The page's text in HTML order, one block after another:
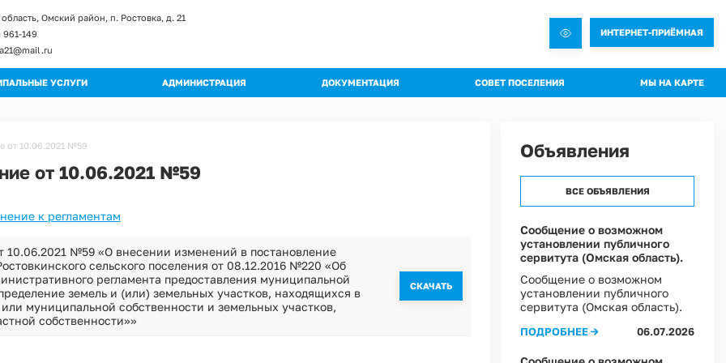
Омский район, п. Ростовка, д. 21
961-149
ИНТЕРНЕТ-ПРИЁМНАЯ
УСЛУГИ
схемы
АДМИНИСТРАЦИЯ
Муниципальные учреждения
Порядок поступления на МС
Вакантные должности
Контактная информация
ДОКУМЕНТАЦИЯ
Программы профилактики рисков
Оценка эффективности муниципальных программ
Устав
СОВЕТ ПОСЕЛЕНИЯ
Проекты Решений совета
Решения Совета
Информация о текущей деятельности Совета
МЫ НА КАРТЕ
от 10.06.2021 №59
от 10.06.2021 №59
к регламентам
10.06.2021 №59 «О внесении изменений в постановление
сельского поселения от 08.12.2016 №220 «Об
регламента предоставления муниципальной
земель и (или) земельных участков, находящихся в
муниципальной собственности и земельных участков,
собственности»»
CКАЧАТЬ
Объявления
ВСЕ ОБЪЯВЛЕНИЯ
Сообщение о возможном
установлении публичного
сервитута (Омская область).
Сообщение о возможном
установлении публичного
сервитута (Омская область).
ПОДРОБНЕЕ → 06.07.2026